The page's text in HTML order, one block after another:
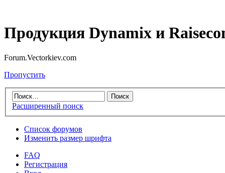
Продукция Dynamix и
Forum.Vectorkiev.com
Пропустить
Расширенный поиск
Список форумов
Изменить размер шрифта
FAQ
Регистрация